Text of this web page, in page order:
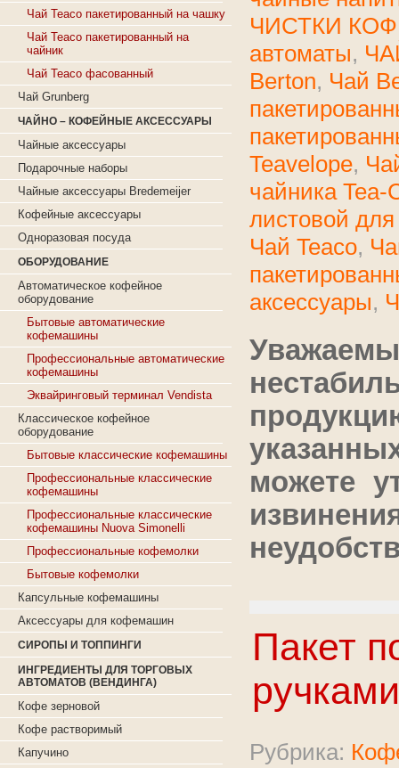
Чай Teaco пакетированный на чашку
Чай Teaco пакетированный на
чайник
Чай Teaco фасованный
Чай Grunberg
ЧАЙНО – КОФЕЙНЫЕ АКСЕССУАРЫ
Чайные аксессуары
Подарочные наборы
Чайные аксессуары Bredemeijer
Кофейные аксессуары
Одноразовая посуда
ОБОРУДОВАНИЕ
Автоматическое кофейное
оборудование
Бытовые автоматические
кофемашины
Профессиональные автоматические
кофемашины
Эквайринговый терминал Vendista
Классическое кофейное
оборудование
Бытовые классические кофемашины
Профессиональные классические
кофемашины
Профессиональные классические
кофемашины Nuova Simonelli
Профессиональные кофемолки
Бытовые кофемолки
Капсульные кофемашины
Аксессуары для кофемашин
СИРОПЫ И ТОППИНГИ
ИНГРЕДИЕНТЫ ДЛЯ ТОРГОВЫХ
АВТОМАТОВ (ВЕНДИНГА)
Кофе зерновой
Кофе растворимый
Капучино
ЧИСТКИ
автоматы,
Berton, Чай
Teavelope,
чайника Tea-
листовой
Чай Teaco,
аксессуары,
можете
Пакет
Рубрика: